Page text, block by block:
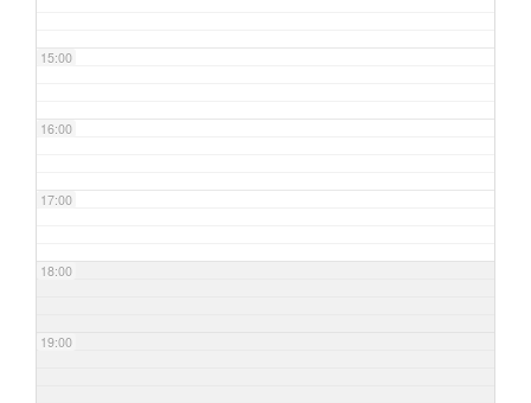
15:00
16:00
17:00
18:00
19:00